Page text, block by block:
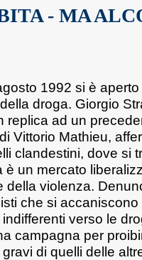
- MA
1992 si è
droga. Giorgio
replica ad un
Vittorio Mathieu,
clandestini, dove si
un mercato
della violenza.
che si
verso le
campagna per
di quelli delle